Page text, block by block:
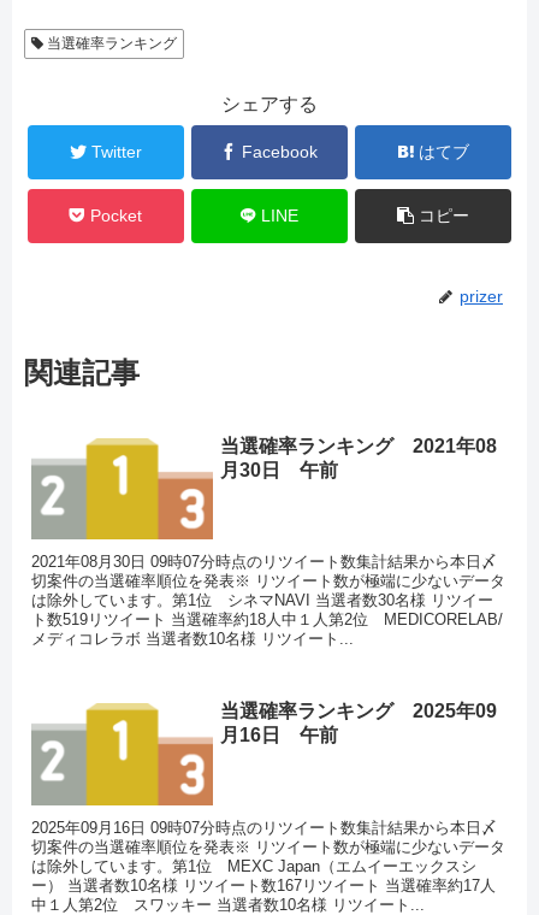
当選確率ランキング
シェアする
Twitter Facebook はてブ
Pocket LINE コピー
prizer
関連記事
当選確率ランキング 2021年08
月30日 午前
2021年08月30日 09時07分時点のリツイート数集計結果から本日〆
切案件の当選確率順位を発表※ リツイート数が極端に少ないデータ
は除外しています。第1位 シネマNAVI 当選者数30名様 リツイー
ト数519リツイート 当選確率約18人中１人第2位 MEDICORELAB/
メディコレラボ 当選者数10名様 リツイート...
当選確率ランキング 2025年09
月16日 午前
2025年09月16日 09時07分時点のリツイート数集計結果から本日〆
切案件の当選確率順位を発表※ リツイート数が極端に少ないデータ
は除外しています。第1位 MEXC Japan（エムイーエックスシ
ー） 当選者数10名様 リツイート数167リツイート 当選確率約17人
中１人第2位 スワッキー 当選者数10名様 リツイート...